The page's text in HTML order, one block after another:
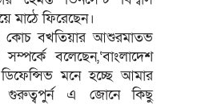
মাঠে ফিরেছেন।
কোচ বখতিয়ার আশুরমাতভ
বলেছেন,‘বাংলাদেশ
মনে হচ্ছে আমার
গুরুত্বপুর্ন এ জোনে কিছু